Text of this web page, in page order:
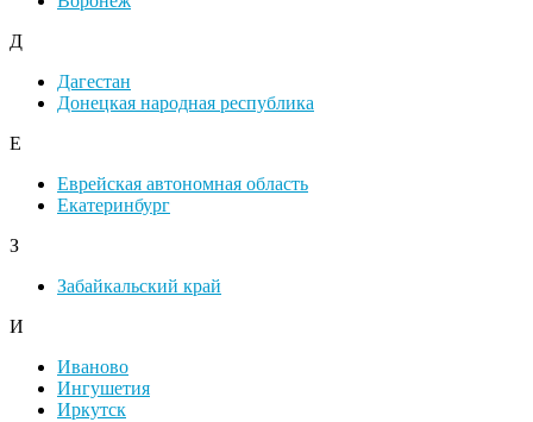
Д
Дагестан
Донецкая народная республика
Е
Еврейская автономная область
Екатеринбург
З
Забайкальский край
И
Иваново
Ингушетия
Иркутск